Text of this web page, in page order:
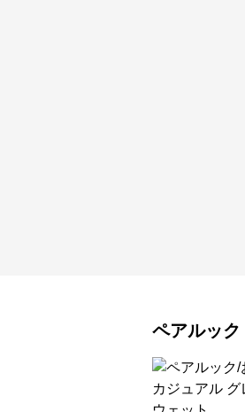
ペアルック